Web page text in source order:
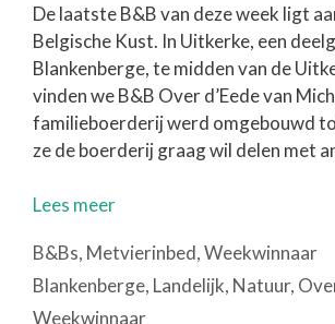
De laatste B&B van deze week ligt
Belgische Kust. In Uitkerke, een
Blankenberge, te midden van de
vinden we B&B Over d’Eede van
familieboerderij werd omgebouwd
ze de boerderij graag wil delen met
Lees meer
Categorieën
B&Bs, Metvierinbed,Weekwinnaar
Tags
Blankenberge, Landelijk, Natuur,
Weekwinnaar